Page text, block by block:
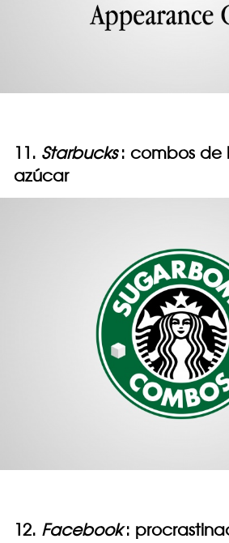
11. Starbucks : combos de
azúcar
12. Facebook: